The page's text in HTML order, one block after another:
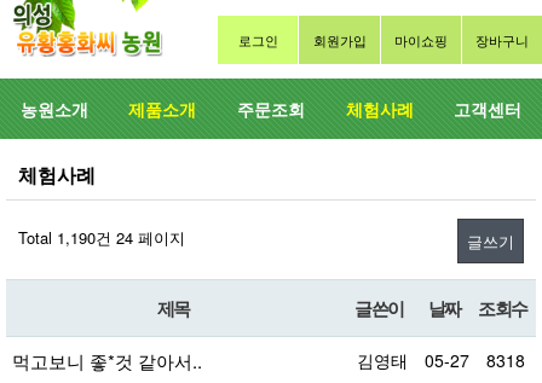
로그인 회원가입 마이쇼핑 장바구니
농원소개 제품소개 주문조회 체험사례 고객센터
체험사례
Total 1,190건 24 페이지 글쓰기
제목 글쓴이 날짜 조회수
먹고보니 좋*것 같아서.. 김영태 05-27 8318